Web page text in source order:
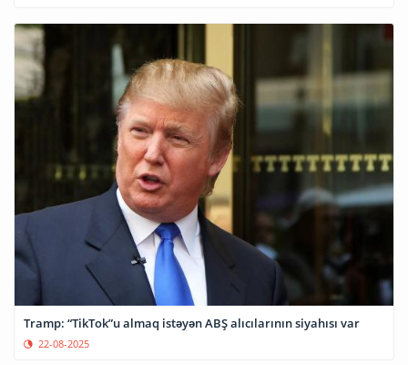
Tramp: “TikTok”u almaq istəyən ABŞ alıcılarının siyahısı var
22-08-2025